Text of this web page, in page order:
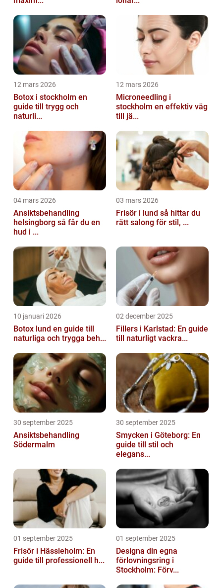
12 mars 2026
Botox i stockholm en
guide till trygg och
naturli...
12 mars 2026
Microneedling i
stockholm en effektiv väg
till jä...
04 mars 2026
Ansiktsbehandling
helsingborg så får du en
hud i ...
03 mars 2026
Frisör i lund så hittar du
rätt salong för stil, ...
10 januari 2026
Botox lund en guide till
naturliga och trygga beh...
02 december 2025
Fillers i Karlstad: En guide
till naturligt vackra...
30 september 2025
Ansiktsbehandling
Södermalm
30 september 2025
Smycken i Göteborg: En
guide till stil och
elegans...
01 september 2025
Frisör i Hässleholm: En
guide till professionell h...
01 september 2025
Designa din egna
förlovningsring i
Stockholm: Förv...